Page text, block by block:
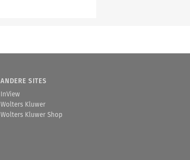
ANDERE SITES
InView
Wolters Kluwer
Wolters Kluwer Shop